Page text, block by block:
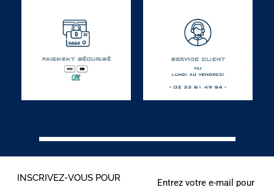
INSCRIVEZ-VOUS POUR
Entrez votre e-mail pour